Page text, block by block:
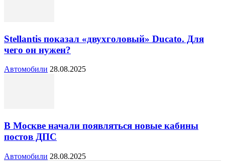
Stellantis показал «двухголовый» Ducato. Для
чего он нужен?
Автомобили 28.08.2025
В Москве начали появляться новые кабины
постов ДПС
Автомобили 28.08.2025